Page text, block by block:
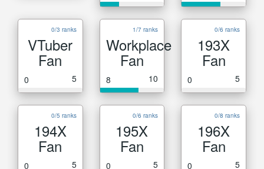
0/3 ranks
VTuber
Fan
0 5
1/7 ranks
Workplace
Fan
8 10
0/6 ranks
193X
Fan
0 5
0/5 ranks
194X
Fan
0 5
0/6 ranks
195X
Fan
0 5
0/8 ranks
196X
Fan
0 5